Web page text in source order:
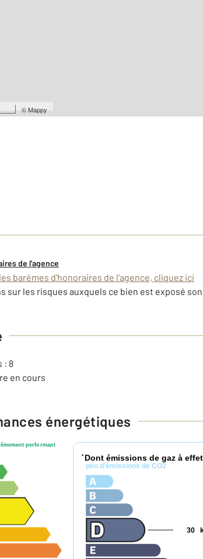
©Mappy
de l'agence
barèmes d'honoraires de l'agence, cliquez ici
sur les risques auxquels ce bien est exposé
: 8
en cours
énergétiques
performant
* Dont émissions de gaz à
peu d'émissions de CO2
30